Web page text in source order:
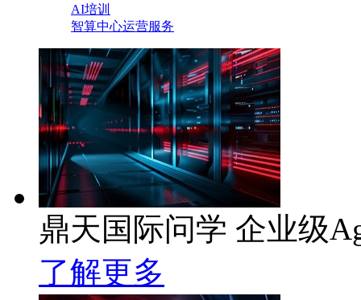
AI培训
智算中心运营服务
鼎天国际问学 企业级
了解更多